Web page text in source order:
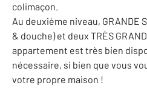
colimaçon.
Au deuxième niveau, GRANDE
& douche) et deux TRÈS
appartement est très bien
nécessaire, si bien que vous
votre propre maison !